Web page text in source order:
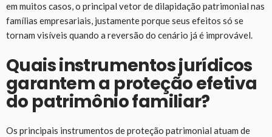
em muitos casos, o principal vetor de dilapidação patrimonial nas
famílias empresariais, justamente porque seus efeitos só se
tornam visíveis quando a reversão do cenário já é improvável.
Quais instrumentos jurídicos
garantem a proteção efetiva
do patrimônio familiar?
Os principais instrumentos de proteção patrimonial atuam de